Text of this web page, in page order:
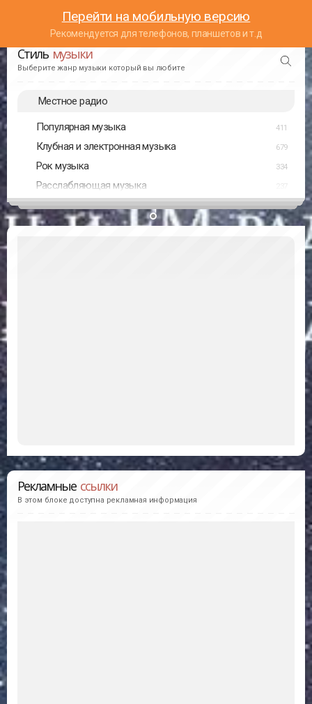
Перейти на мобильную версию
Рекомендуется для телефонов, планшетов и т.д
Стиль музыки
Выберите жанр музыки который вы любите
Местное радио
Популярная музыка 411
Клубная и электронная музыка 679
Рок музыка 334
Расслабляющая музыка
Рекламные ссылки
В этом блоке доступна рекламная информация